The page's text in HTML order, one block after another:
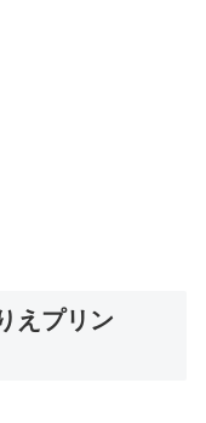
えプリン